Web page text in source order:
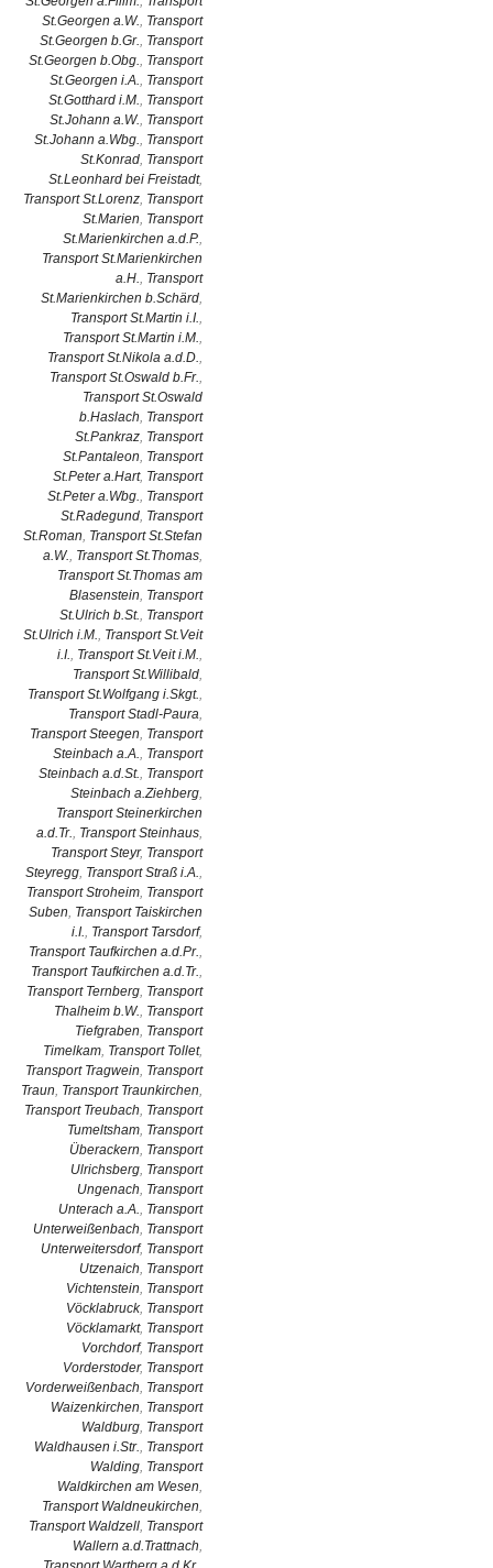
St.Georgen a.W., Transport
St.Georgen b.Gr., Transport
St.Georgen b.Obg., Transport
St.Georgen i.A., Transport
St.Gotthard i.M., Transport
St.Johann a.W., Transport
St.Johann a.Wbg., Transport
St.Konrad, Transport
St.Leonhard bei Freistadt,
Transport St.Lorenz, Transport
St.Marien, Transport
St.Marienkirchen a.d.P.,
Transport St.Marienkirchen
a.H., Transport
St.Marienkirchen b.Schärd,
Transport St.Martin i.I.,
Transport St.Martin i.M.,
Transport St.Nikola a.d.D.,
Transport St.Oswald b.Fr.,
Transport St.Oswald
b.Haslach, Transport
St.Pankraz, Transport
St.Pantaleon, Transport
St.Peter a.Hart, Transport
St.Peter a.Wbg., Transport
St.Radegund, Transport
St.Roman, Transport St.Stefan
a.W., Transport St.Thomas,
Transport St.Thomas am
Blasenstein, Transport
St.Ulrich b.St., Transport
St.Ulrich i.M., Transport St.Veit
i.I., Transport St.Veit i.M.,
Transport St.Willibald,
Transport St.Wolfgang i.Skgt.,
Transport Stadl-Paura,
Transport Steegen, Transport
Steinbach a.A., Transport
Steinbach a.d.St., Transport
Steinbach a.Ziehberg,
Transport Steinerkirchen
a.d.Tr., Transport Steinhaus,
Transport Steyr, Transport
Steyregg, Transport Straß i.A.,
Transport Stroheim, Transport
Suben, Transport Taiskirchen
i.I., Transport Tarsdorf,
Transport Taufkirchen a.d.Pr.,
Transport Taufkirchen a.d.Tr.,
Transport Ternberg, Transport
Thalheim b.W., Transport
Tiefgraben, Transport
Timelkam, Transport Tollet,
Transport Tragwein, Transport
Traun, Transport Traunkirchen,
Transport Treubach, Transport
Tumeltsham, Transport
Überackern, Transport
Ulrichsberg, Transport
Ungenach, Transport
Unterach a.A., Transport
Unterweißenbach, Transport
Unterweitersdorf, Transport
Utzenaich, Transport
Vichtenstein, Transport
Vöcklabruck, Transport
Vöcklamarkt, Transport
Vorchdorf, Transport
Vorderstoder, Transport
Vorderweißenbach, Transport
Waizenkirchen, Transport
Waldburg, Transport
Waldhausen i.Str., Transport
Walding, Transport
Waldkirchen am Wesen,
Transport Waldneukirchen,
Transport Waldzell, Transport
Wallern a.d.Trattnach,